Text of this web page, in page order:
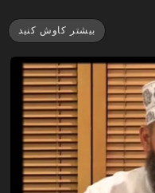
بیشتر کاوش کنید